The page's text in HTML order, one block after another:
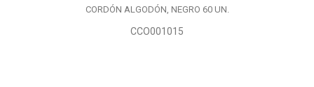
CORDÓN ALGODÓN, NEGRO 60 UN.
CCO001015